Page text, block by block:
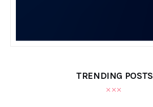
TRENDING POSTS